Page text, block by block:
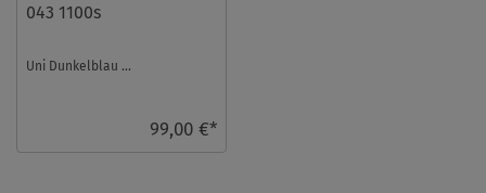
043 1100s
Uni Dunkelblau ...
99,00 €*